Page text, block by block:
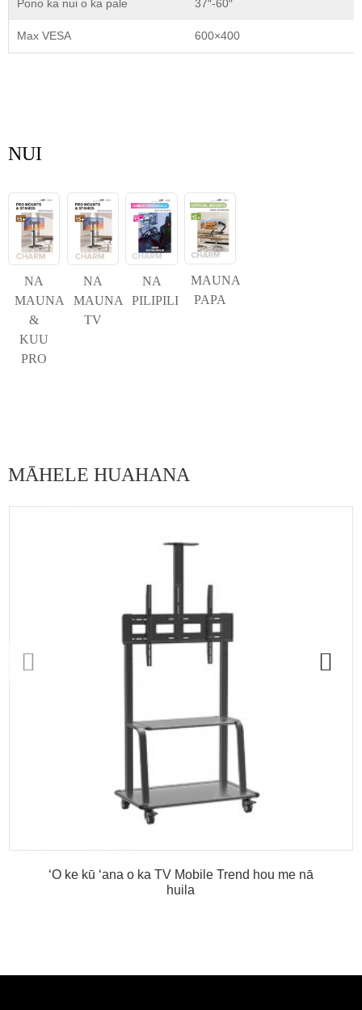
Pono ka nui o ka pale 37″-60″
Max VESA 600×400
NUI
NA
MAUNA
&
KUU
PRO
NA
MAUNA
TV
NA
PILIPILI
MAUNA
PAPA
MĀHELE HUAHANA
ʻO ke kū ʻana o ka TV Mobile Trend hou me nā
huila